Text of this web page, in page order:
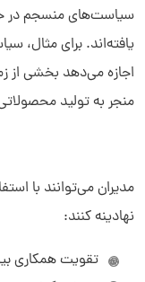
سیاست‌های منسجم در
اجازه می‌دهد بخشی از
منجر به تولید
مدیران می‌توانند با
نهادینه کنند:
تقویت همکاری